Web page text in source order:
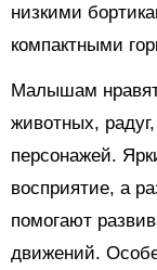
низкими
компактными
Малышам
животных,
персонажей.
восприятие, а
помогают
движений.